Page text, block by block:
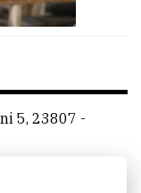
5, 23807 -